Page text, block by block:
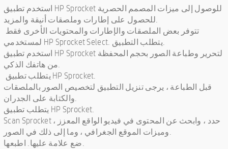
استخدم تطبيق HP Sprocket للوصول إلى ميزات المصمم الحصرية
للحصول على إطارات وملصقات أنيقة والمزيد.
لمستخدمي HP Sprocket Select. يتطلب التطبيق.
استخدم تطبيق HP Sprocket لتحرير وطباعة الصور بحجم المحفظة
من هاتفك الذكي.
يتطلب تطبيق HP Sprocket.
قبل الطباعة ، يرجى تنزيل التطبيق لتخصيص الصور بالملصقات
والكتابة على الجدران.
يتطلب تطبيق HP Sprocket.
Scan Sprocket حدد ، وابحث عن المحتوى في فيديو الواقع المعزز ،
وميزات الموقع الجغرافي ، وما إلى ذلك في الصور.
ضع علامة عليها. اطبعها.